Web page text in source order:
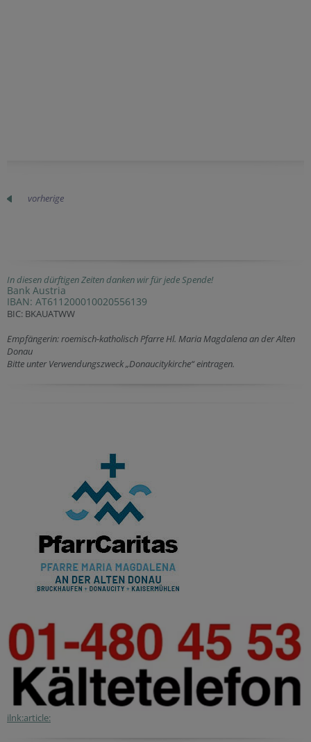
vorherige
In diesen dürftigen Zeiten danken wir für jede Spende!
Bank Austria
IBAN: AT611200010020556139
BIC: BKAUATWW
Empfängerin: roemisch-katholisch Pfarre Hl. Maria Magdalena an der Alten
Donau
Bitte unter Verwendungszweck „Donaucitykirche“ eintragen.
ilnk:article: